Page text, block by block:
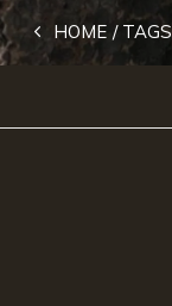
HOME TAGS